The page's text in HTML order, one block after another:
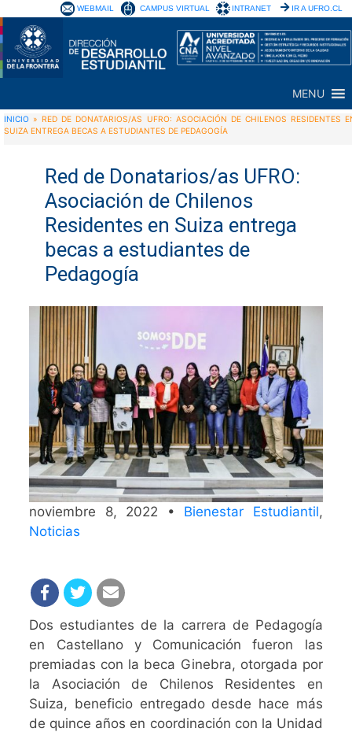
WEBMAIL CAMPUS VIRTUAL INTRANET IR A UFRO.CL
MENU
INICIO »RED DE DONATARIOS/AS UFRO: ASOCIACIÓN DE CHILENOS RESIDENTES
SUIZA ENTREGA BECAS A ESTUDIANTES DE PEDAGOGÍA
Red de Donatarios/as UFRO:
Asociación de Chilenos
Residentes en Suiza entrega
becas a estudiantes de
Pedagogía
noviembre 8, 2022 • Bienestar Estudiantil,
Noticias
Dos estudiantes de la carrera de Pedagogía
en Castellano y Comunicación fueron las
premiadas con la beca Ginebra, otorgada por
la Asociación de Chilenos Residentes en
Suiza, beneficio entregado desde hace más
de quince años en coordinación con la Unidad